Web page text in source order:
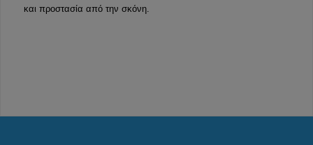
και προστασία από την σκόνη.